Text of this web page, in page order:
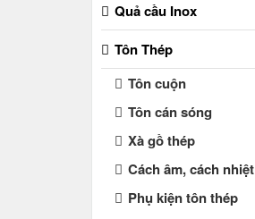
Quả cầu Inox
Tôn Thép
Tôn cuộn
Tôn cán sóng
Xà gồ thép
Cách âm, cách nhiệt
Phụ kiện tôn thép